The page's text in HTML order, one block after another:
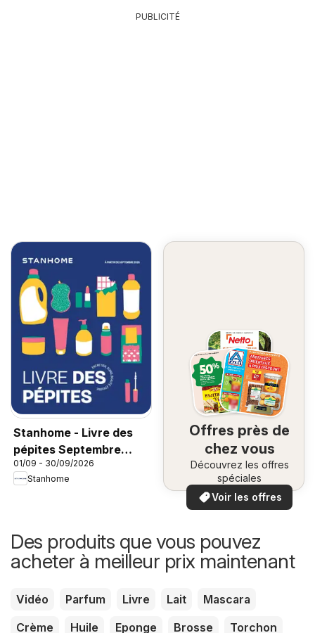
PUBLICITÉ
Stanhome - Livre des
pépites Septembre
2026
01/09 - 30/09/2026
Stanhome
Offres près de
chez vous
Découvrez les offres
spéciales
Voir les offres
Des produits que vous pouvez
acheter à meilleur prix maintenant
Vidéo Parfum Livre Lait
Mascara
Crème
Huile Eponge Brosse
Torchon